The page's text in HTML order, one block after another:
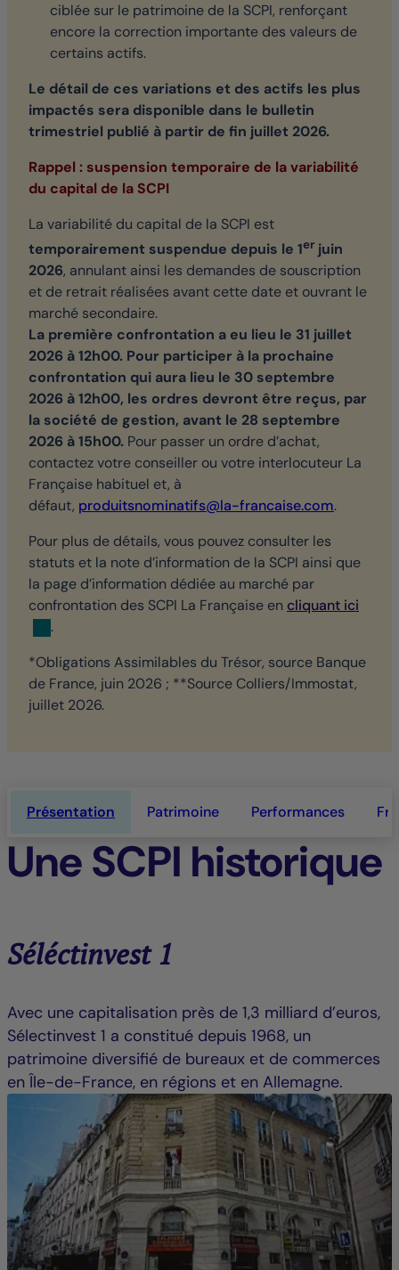
ciblée sur le patrimoine de la SCPI, renforçant
encore la correction importante des valeurs de
certains actifs.
Le détail de ces variations et des actifs les plus
impactés sera disponible dans le bulletin
trimestriel publié à partir de fin juillet 2026.
Rappel : suspension temporaire de la variabilité
du capital de la SCPI
La variabilité du capital de la SCPI est
temporairement suspendue depuis le 1er juin
2026, annulant ainsi les demandes de souscription
et de retrait réalisées avant cette date et ouvrant le
marché secondaire.
La première confrontation a eu lieu le 31 juillet
2026 à 12h00. Pour participer à la prochaine
confrontation qui aura lieu le 30 septembre
2026 à 12h00, les ordres devront être reçus, par
la société de gestion, avant le 28 septembre
2026 à 15h00. Pour passer un ordre d’achat,
contactez votre conseiller ou votre interlocuteur La
Française habituel et, à
défaut, produitsnominatifs@la-francaise.com.
Pour plus de détails, vous pouvez consulter les
statuts et la note d’information de la SCPI ainsi que
la page d’information dédiée au marché par
confrontation des SCPI La Française en cliquant ici
.
*Obligations Assimilables du Trésor, source Banque
de France, juin 2026 ; **Source Colliers/Immostat,
juillet 2026.
Présentation Patrimoine Performances
Une SCPI historique
Séléctinvest 1
Avec une capitalisation près de 1,3 milliard d’euros,
Sélectinvest 1 a constitué depuis 1968, un
patrimoine diversifié de bureaux et de commerces
en Île-de-France, en régions et en Allemagne.